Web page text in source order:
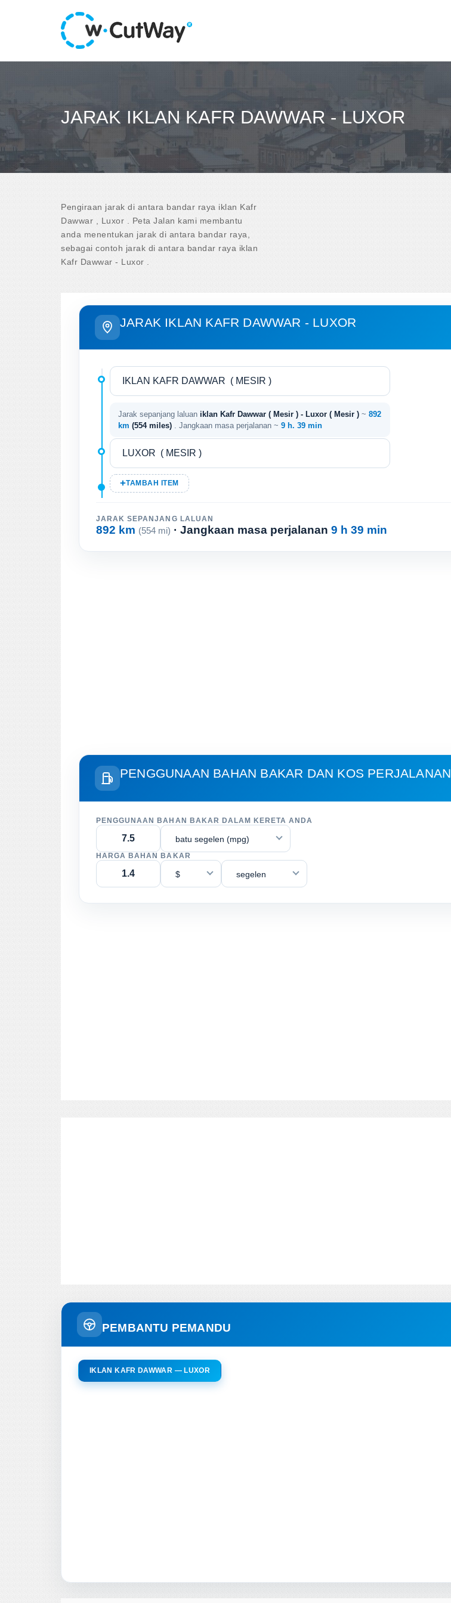
JARAK IKLAN KAFR DAWWAR - LUXOR
Pengiraan jarak di antara bandar raya iklan Kafr
Dawwar , Luxor . Peta Jalan kami membantu
anda menentukan jarak di antara bandar raya,
sebagai contoh jarak di antara bandar raya iklan
Kafr Dawwar - Luxor .
JARAK IKLAN KAFR DAWWAR - LUXOR
Jarak sepanjang laluan iklan Kafr Dawwar ( Mesir ) - Luxor ( Mesir ) ~ 892
km (554 miles) . Jangkaan masa perjalanan ~ 9 h. 39 min
TAMBAH ITEM
JARAK SEPANJANG LALUAN
892 km (554 mi) · Jangkaan masa perjalanan 9 h 39 min
PENGGUNAAN BAHAN BAKAR DAN KOS PERJALANAN
PENGGUNAAN BAHAN BAKAR DALAM KERETA ANDA
batu segelen (mpg)
HARGA BAHAN BAKAR
$ segelen
PEMBANTU PEMANDU
IKLAN KAFR DAWWAR — LUXOR